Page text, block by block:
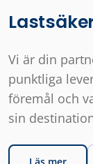
Vi är din
punktliga
föremål och
sin
Läs mer